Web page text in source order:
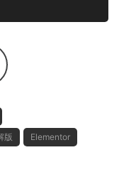
版 Elementor